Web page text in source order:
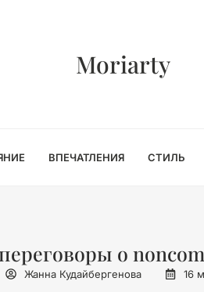
Moriarty
ВПЕЧАТЛЕНИЯ СТИЛЬ
о
Жанна Кудайбергенова 16